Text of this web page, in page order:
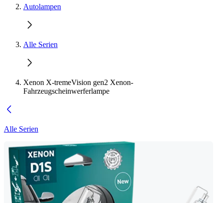
Autolampen
Alle Serien
Xenon X-tremeVision gen2 Xenon-
Fahrzeugscheinwerferlampe
Alle Serien